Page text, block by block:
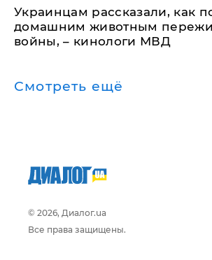
Украинцам рассказали, как
домашним животным
войны, – кинологи МВД
Смотреть ещё
© 2026, Диалог.ua
Все права защищены.